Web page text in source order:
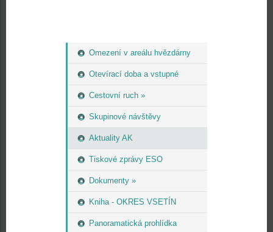
Omezení v areálu hvězdárny
Otevírací doba a vstupné
Cestovní ruch »
Skupinové návštěvy
Aktuality AK
Tiskové zprávy ESO
Dokumenty »
Kniha - OKRES VSETÍN
Panoramatická prohlídka